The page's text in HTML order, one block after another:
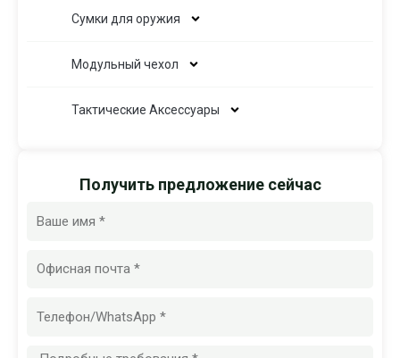
Сумки для оружия
Модульный чехол
Тактические Аксессуары
Получить предложение сейчас